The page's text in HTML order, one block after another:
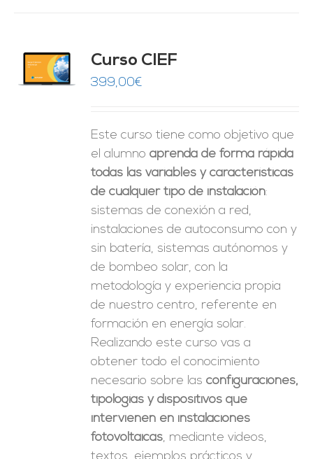
Curso CIEF
399,00€
Este curso tiene como objetivo que
el alumnoaprenda de forma rápida
todas las variables y características
de cualquier tipo de instalación:
sistemas de conexión a red,
instalaciones de autoconsumo con y
sin batería, sistemas autónomos y
de bombeo solar, con la
metodología y experiencia propia
de nuestro centro, referente en
formación en energía solar.
Realizando este curso vas a
obtener todo el conocimiento
necesario sobre lasconfiguraciones,
tipologías y dispositivos que
intervienen en instalaciones
fotovoltaicas, mediante videos,